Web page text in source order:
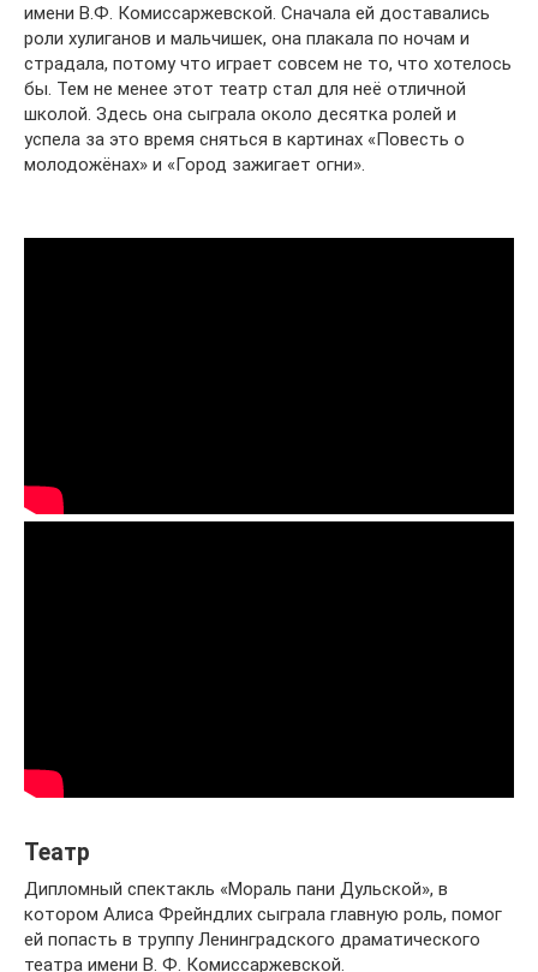
имени В.Ф. Комиссаржевской. Сначала ей доставались
роли хулиганов и мальчишек, она плакала по ночам и
страдала, потому что играет совсем не то, что хотелось
бы. Тем не менее этот театр стал для неё отличной
школой. Здесь она сыграла около десятка ролей и
успела за это время сняться в картинах «Повесть о
молодожёнах» и «Город зажигает огни».
Театр
Дипломный спектакль «Мораль пани Дульской», в
котором Алиса Фрейндлих сыграла главную роль, помог
ей попасть в труппу Ленинградского драматического
театра имени В. Ф. Комиссаржевской.